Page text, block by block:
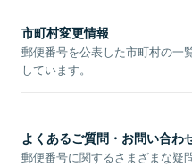
市町村変更情報
郵便番号を公表した市町村の一
しています。
よくあるご質問・お問い合わ
郵便番号に関するさまざまな疑